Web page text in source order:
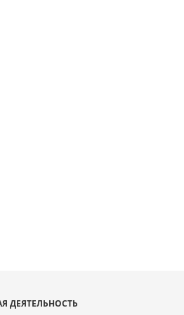
ДЕЯТЕЛЬНОСТЬ